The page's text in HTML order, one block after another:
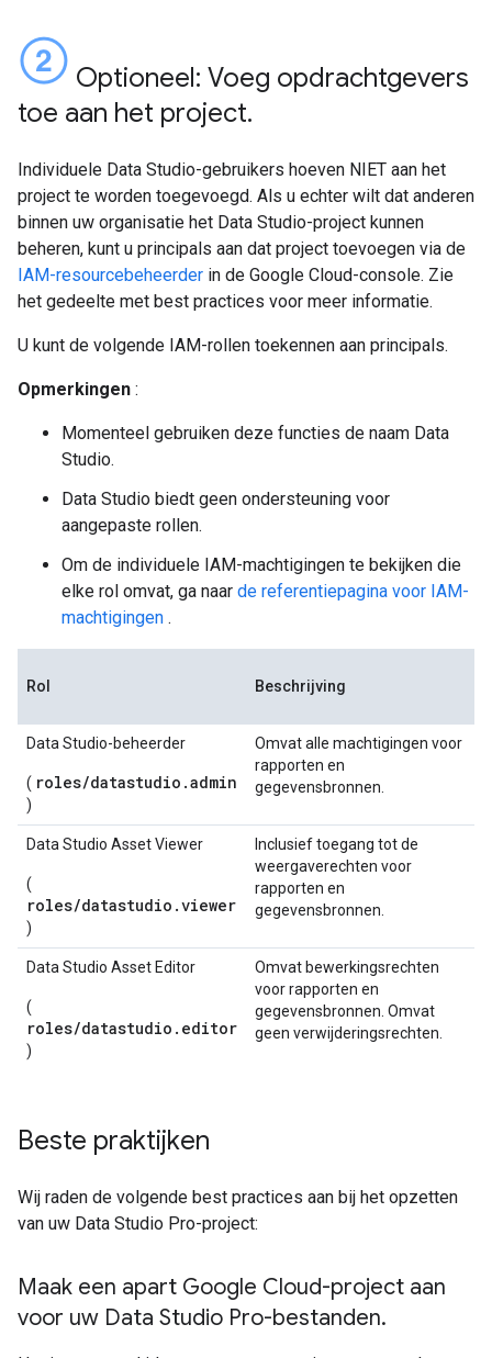
Optioneel: Voeg opdrachtgevers
toe aan het project.
Individuele Data Studio-gebruikers hoeven NIET aan het
project te worden toegevoegd. Als u echter wilt dat anderen
binnen uw organisatie het Data Studio-project kunnen
beheren, kunt u principals aan dat project toevoegen via de
IAM-resourcebeheerder in de Google Cloud-console. Zie
het gedeelte met best practices voor meer informatie.
U kunt de volgende IAM-rollen toekennen aan principals.
Opmerkingen :
Momenteel gebruiken deze functies de naam Data
Studio.
Data Studio biedt geen ondersteuning voor
aangepaste rollen.
Om de individuele IAM-machtigingen te bekijken die
elke rol omvat, ga naar de referentiepagina voor IAM-
machtigingen .
Rol Beschrijving
Data Studio-beheerder
( roles/datastudio.admin
)
Omvat alle machtigingen voor
rapporten en
gegevensbronnen.
Data Studio Asset Viewer
(
roles/datastudio.viewer
)
Inclusief toegang tot de
weergaverechten voor
rapporten en
gegevensbronnen.
Data Studio Asset Editor
(
roles/datastudio.editor
)
Omvat bewerkingsrechten
voor rapporten en
gegevensbronnen. Omvat
geen verwijderingsrechten.
Beste praktijken
Wij raden de volgende best practices aan bij het opzetten
van uw Data Studio Pro-project:
Maak een apart Google Cloud-project aan
voor uw Data Studio Pro-bestanden.